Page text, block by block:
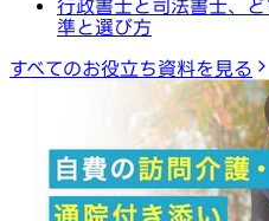
行政書士と司法書士、
準と選び方
すべてのお役立ち資料を見る